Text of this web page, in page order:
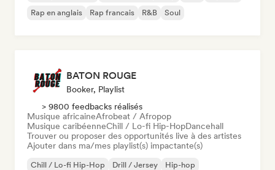
Rap en anglais
Rap francais R&B Soul
BATON ROUGE
Booker, Playlist
> 9800 feedbacks réalisés
Musique africaineAfrobeat / Afropop
Musique caribéenneChill / Lo-fi Hip-HopDancehall
Trouver ou proposer des opportunités live à des artistes
Ajouter dans ma/mes playlist(s) impactante(s)
Chill / Lo-fi Hip-Hop Drill / Jersey
Hip-hop